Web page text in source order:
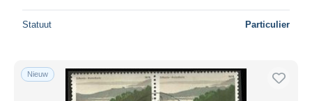
Statuut Particulier
Nieuw